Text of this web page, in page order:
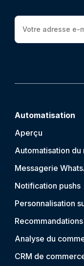
Automatisation
Aperçu
Automatisation
Messagerie
Notification pushs
Personnalisation
Analyse du
CRM de